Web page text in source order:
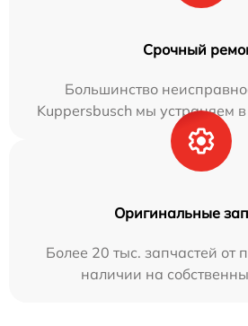
Срочный
Большинство
Kuppersbusch мы устраняем
Оригинальные
Более 20 тыс. запчастей от
наличии на